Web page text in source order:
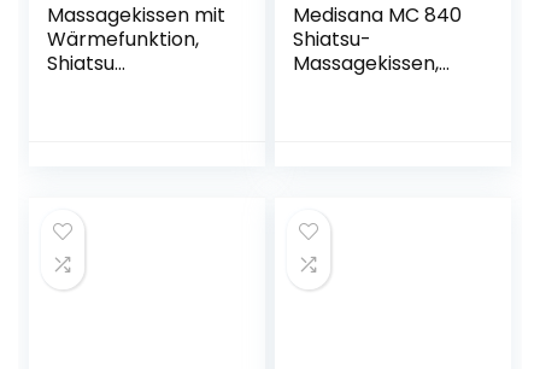
Massagekissen mit
Wärmefunktion,
Shiatsu
Muskel -back neck
massage pillow-
Ideal für Haus, Auto
Medisana MC 840
Shiatsu-
Massagekissen,
Fernbedienung, für
Nacken, Schulter,
Rücken und Beine